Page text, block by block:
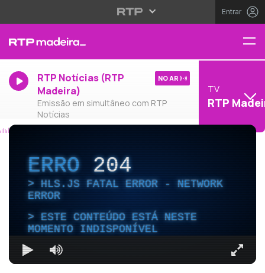
Entrar
RTP Notícias (RTP
Madeira)
Emissão em simultâneo com RTP
Notícias
NO AR
TV
RTP
ERRO204
HLS.JS FATAL ERROR - NETWORK
ERROR
ESTE CONTEÚDO ESTÁ NESTE
MOMENTO INDISPONÍVEL